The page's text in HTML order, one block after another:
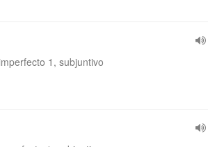
1, subjuntivo